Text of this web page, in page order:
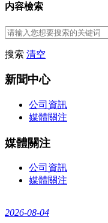
内容檢索
搜索 清空
新聞中心
公司資訊
媒體關注
媒體關注
公司資訊
媒體關注
2026-08-04